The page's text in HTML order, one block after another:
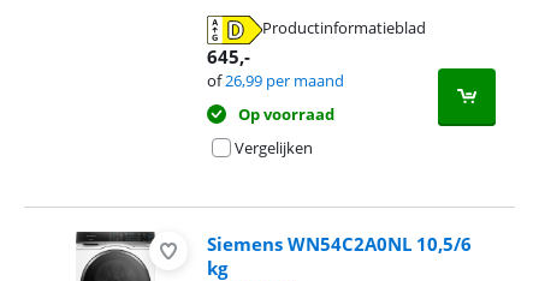
Productinformatieblad
645,-
of26,99 per maand
Op voorraad
Vergelijken
Siemens WN54C2A0NL 10,5/6
kg